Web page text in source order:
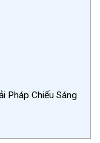
Pháp Chiếu Sáng